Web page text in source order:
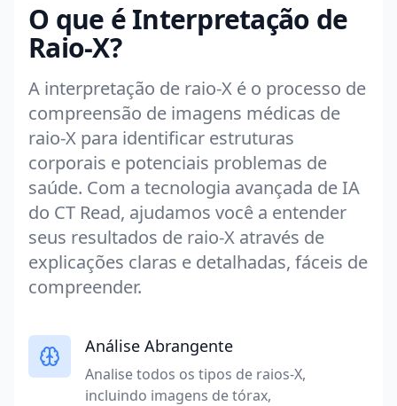
O que é Interpretação de
Raio-X?
A interpretação de raio-X é o processo de
compreensão de imagens médicas de
raio-X para identificar estruturas
corporais e potenciais problemas de
saúde. Com a tecnologia avançada de IA
do CT Read, ajudamos você a entender
seus resultados de raio-X através de
explicações claras e detalhadas, fáceis de
compreender.
Análise Abrangente
Analise todos os tipos de raios-X,
incluindo imagens de tórax,